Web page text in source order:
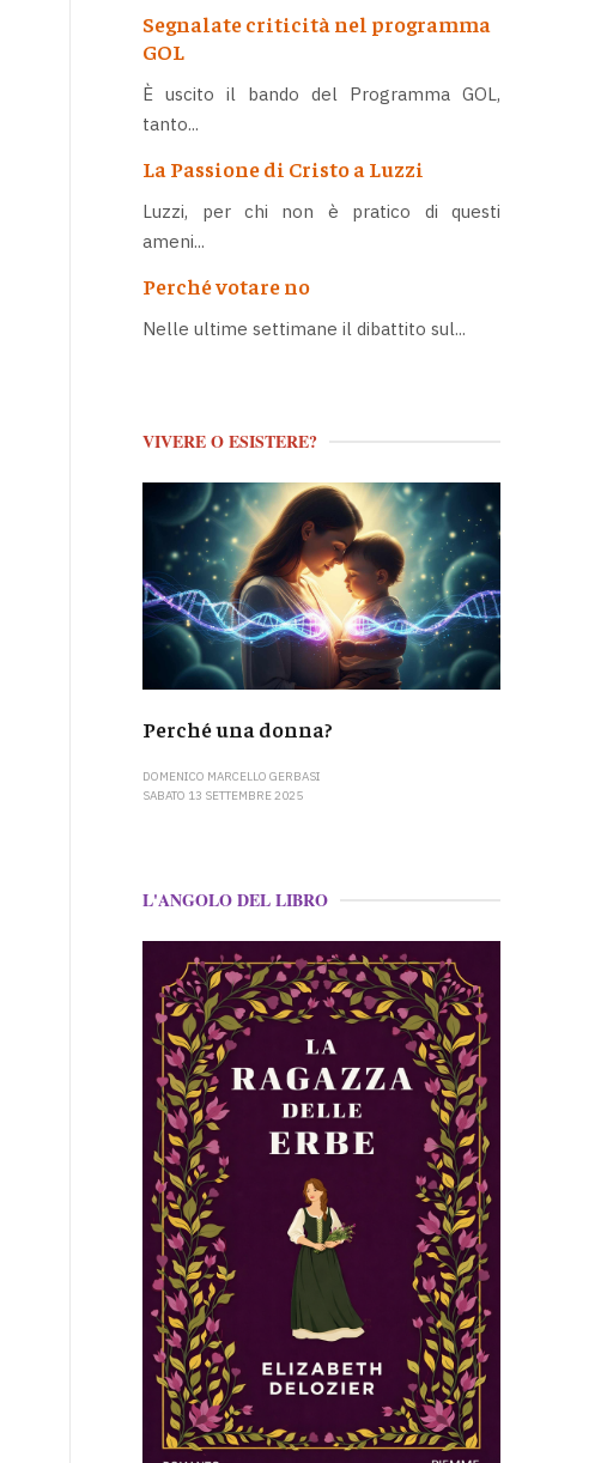
Segnalate criticità nel programma
GOL
È uscito il bando del Programma GOL,
tanto...
La Passione di Cristo a Luzzi
Luzzi, per chi non è pratico di questi
ameni...
Perché votare no
Nelle ultime settimane il dibattito sul...
VIVERE O ESISTERE?
Perché una donna?
DOMENICO MARCELLO GERBASI
SABATO 13 SETTEMBRE 2025
L'ANGOLO DEL LIBRO